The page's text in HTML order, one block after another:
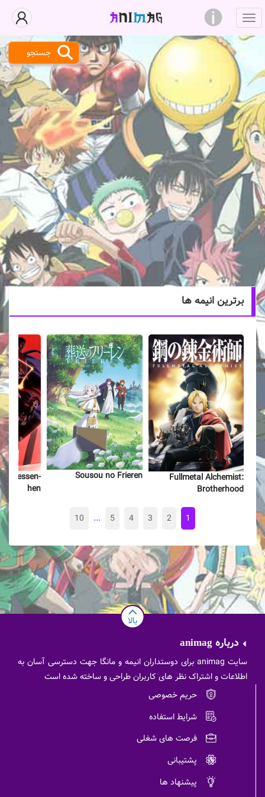
جستجو
برترین انیمه ها
Fullmetal Alchemist:
Brotherhood
Sousou no Frieren
Kessen-
hen
1
2
3
4
5
...
10
بالا
درباره animag
سایت animag برای دوستداران انیمه و مانگا جهت دسترسی آسان به
اطلاعات و اشتراک نظر های کاربران طراحی و ساخته شده است
حریم خصوصی
شرایط استفاده
فرصت های شغلی
پشتیبانی
پیشنهاد ها